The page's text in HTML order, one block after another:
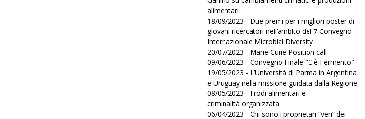
alimentari
18/09/2023 - Due premi per i migliori poster di
giovani ricercatori nell’ambito del 7 Convegno
Internazionale Microbial Diversity
20/07/2023 - Marie Curie Position call
09/06/2023 - Convegno Finale "C'è Fermento"
19/05/2023 - L’Università di Parma in Argentina
e Uruguay nella missione guidata dalla Regione
08/05/2023 - Frodi alimentari e
criminalità organizzata
06/04/2023 - Chi sono i proprietari “veri” dei